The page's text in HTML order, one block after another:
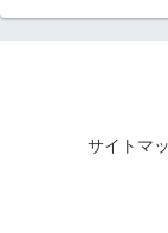
サイトマ